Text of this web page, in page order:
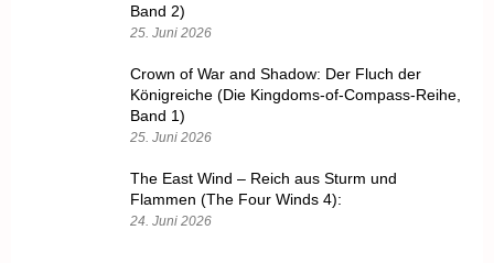
Band 2)
25. Juni 2026
Crown of War and Shadow: Der Fluch der
Königreiche (Die Kingdoms-of-Compass-Reihe,
Band 1)
25. Juni 2026
The East Wind – Reich aus Sturm und
Flammen (The Four Winds 4):
24. Juni 2026